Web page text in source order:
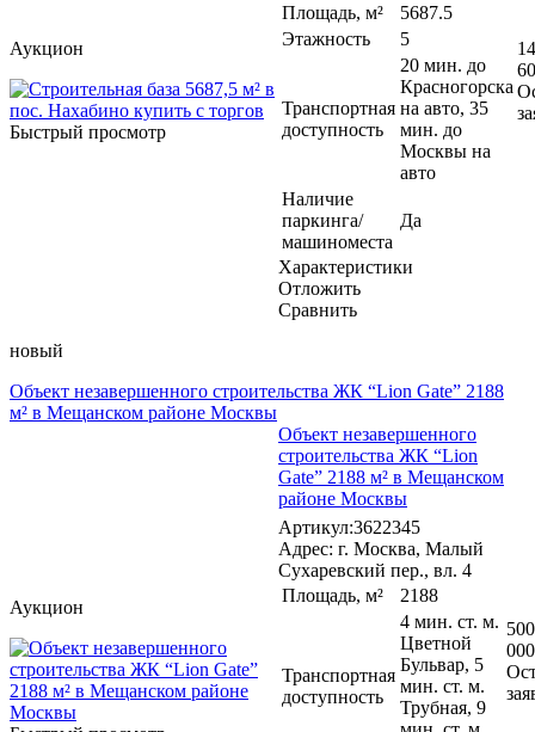
Аукцион
Быстрый просмотр
Площадь, м²
5687.5
Этажность
5
Транспортная
доступность
20 мин. до
Красногорска
на авто, 35
мин. до
Москвы на
авто
Наличие
паркинга/
машиноместа
Да
Характеристики
Отложить
Сравнить
новый
Объект незавершенного строительства ЖК “Lion Gate” 2188
м² в Мещанском районе Москвы
Аукцион
Объект незавершенного
строительства ЖК “Lion
Gate” 2188 м² в Мещанском
районе Москвы
Артикул:3622345
Адрес: г. Москва, Малый
Сухаревский пер., вл. 4
Площадь, м²
2188
Транспортная
доступность
4 мин. ст. м.
Цветной
Бульвар, 5
мин. ст. м.
Трубная, 9